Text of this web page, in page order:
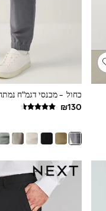
כחול - מכנסי דגמ"ח